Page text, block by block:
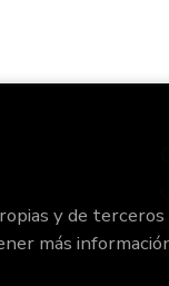
y de
más